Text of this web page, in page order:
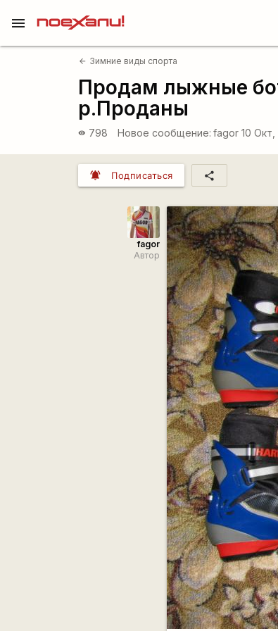
menu
arrow_back Зимние виды спорта
Продам лыжные
р.Проданы
visibility 798 Новое сообщение: fagor 10 Окт,
notifications_active Подписаться share
fagor
Автор